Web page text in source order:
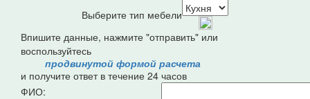
Выберите тип мебели
Впишите данные, нажмите "отправить" или
воспользуйтесь
продвинутой формой расчета
и получите ответ в течение 24 часов
ФИО: